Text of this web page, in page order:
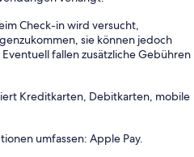
Check-in wird versucht,
sie können jedoch
fallen zusätzliche Gebühren
Kreditkarten, Debitkarten, mobile
umfassen: Apple Pay.